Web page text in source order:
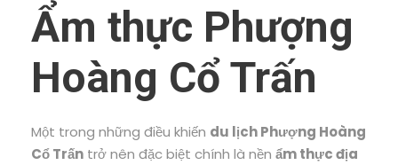
Ẩm thực Phượng
Hoàng Cổ Trấn
Một trong những điều khiến du lịch Phượng Hoàng
Cổ Trấn trở nên đặc biệt chính là nền ẩm thực địa